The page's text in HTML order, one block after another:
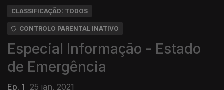
CLASSIFICAÇÃO: TODOS
CONTROLO PARENTAL INATIVO
Especial Informação - Estado
de Emergência
Ep. 1 25 jan. 2021